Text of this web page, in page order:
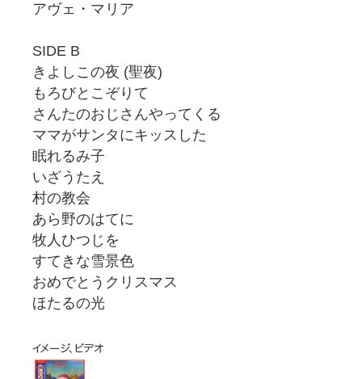
アヴェ・マリア
SIDE B
きよしこの夜 (聖夜)
もろびとこぞりて
さんたのおじさんやってくる
ママがサンタにキッスした
眠れるみ子
いざうたえ
村の教会
あら野のはてに
牧人ひつじを
すてきな雪景色
おめでとうクリスマス
ほたるの光